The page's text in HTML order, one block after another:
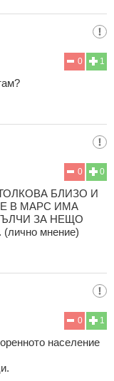
1
0
0
0
БЛИЗО И
В МАРС ИМА
ЗА НЕЩО
мнение)
1
0
население